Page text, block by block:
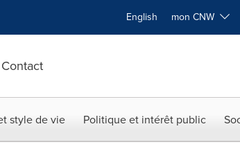
English mon CNW
Contact
style de vie Politique et intérêt public